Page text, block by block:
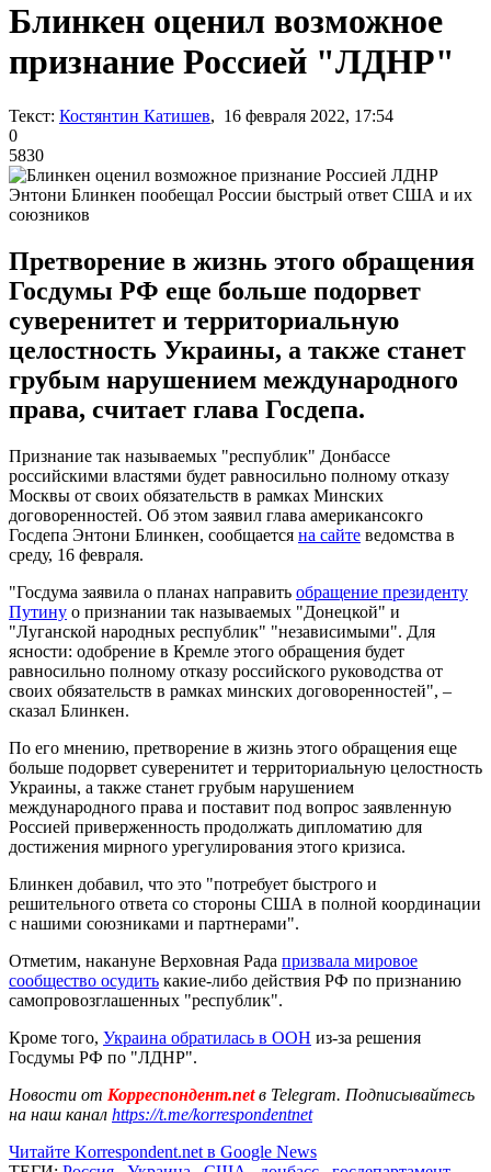
Блинкен оценил возможное
признание Россией "ЛДНР"
Текст: Костянтин Катишев, 16 февраля 2022, 17:54
0
5830
Энтони Блинкен пообещал России быстрый ответ США и их
союзников
Претворение в жизнь этого обращения
Госдумы РФ еще больше подорвет
суверенитет и территориальную
целостность Украины, а также станет
грубым нарушением международного
права, считает глава Госдепа.
Признание так называемых "республик" Донбассе
российскими властями будет равносильно полному отказу
Москвы от своих обязательств в рамках Минских
договоренностей. Об этом заявил глава американсокго
Госдепа Энтони Блинкен, сообщается на сайте ведомства в
среду, 16 февраля.
"Госдума заявила о планах направить обращение президенту
Путину о признании так называемых "Донецкой" и
"Луганской народных республик" "независимыми". Для
ясности: одобрение в Кремле этого обращения будет
равносильно полному отказу российского руководства от
своих обязательств в рамках минских договоренностей", –
сказал Блинкен.
По его мнению, претворение в жизнь этого обращения еще
больше подорвет суверенитет и территориальную целостность
Украины, а также станет грубым нарушением
международного права и поставит под вопрос заявленную
Россией приверженность продолжать дипломатию для
достижения мирного урегулирования этого кризиса.
Блинкен добавил, что это "потребует быстрого и
решительного ответа со стороны США в полной координации
с нашими союзниками и партнерами".
Отметим, накануне Верховная Рада призвала мировое
сообщество осудить какие-либо действия РФ по признанию
самопровозглашенных "республик".
Кроме того, Украина обратилась в ООН из-за решения
Госдумы РФ по "ЛДНР".
Новости от Корреспондент.netв Telegram. Подписывайтесь
на наш канал https://t.me/korrespondentnet
Читайте Korrespondent.net в Google News